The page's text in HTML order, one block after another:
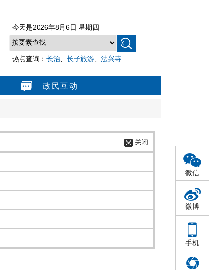
微信
微博
手机
今天是2026年8月6日 星期四
热点查询： 长治 长子旅游 法兴寺
政民互动
关闭